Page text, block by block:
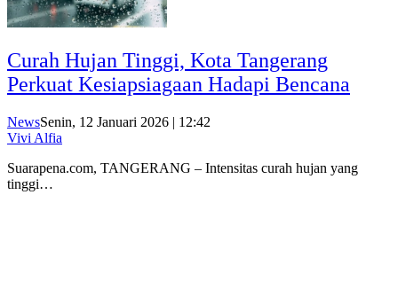
Curah Hujan Tinggi, Kota Tangerang
Perkuat Kesiapsiagaan Hadapi Bencana
NewsSenin, 12 Januari 2026 | 12:42
Vivi Alfia
Suarapena.com, TANGERANG – Intensitas curah hujan yang
tinggi…